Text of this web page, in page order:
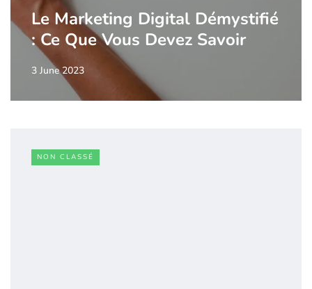
Le Marketing Digital Démystifié
: Ce Que Vous Devez Savoir
3 June 2023
NON CLASSÉ